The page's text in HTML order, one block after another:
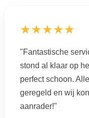
★★★★★
"Fantastische
stond al klaar op
perfect schoon.
geregeld en wij
aanrader!"